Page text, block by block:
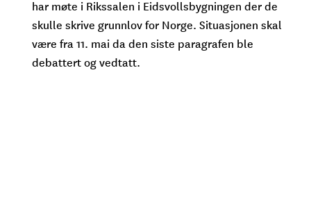
har møte i Rikssalen i Eidsvollsbygningen der de
skulle skrive grunnlov for Norge. Situasjonen skal
være fra 11. mai da den siste paragrafen ble
debattert og vedtatt.